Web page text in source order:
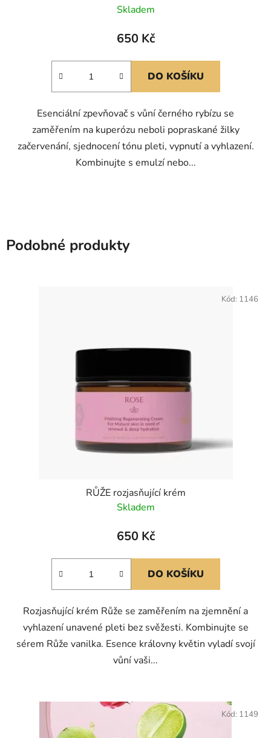
Skladem
650 Kč
DO KOŠÍKU
Esenciální zpevňovač s vůní černého rybízu se
zaměřením na kuperózu neboli popraskané žilky
začervenání, sjednocení tónu pleti, vypnutí a vyhlazení.
Kombinujte s emulzí nebo...
Podobné produkty
RŮŽE rozjasňující krém
Skladem
650 Kč
DO KOŠÍKU
Rozjasňující krém Růže se zaměřením na zjemnění a
vyhlazení unavené pleti bez svěžesti. Kombinujte se
sérem Růže vanilka. Esence královny květin vyladí svojí
vůní vaši...
Kód: 1146
Kód: 1149